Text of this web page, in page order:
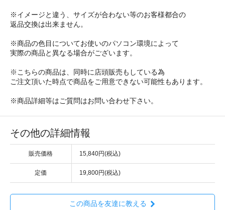
※イメージと違う、サイズが合わない等のお客様都合の
返品交換は出来ません。
※商品の色目についてお使いのパソコン環境によって
実際の商品と異なる場合がございます。
※こちらの商品は、同時に店頭販売もしている為
ご注文頂いた時点で商品をご用意できない可能性もあります。
※商品詳細等はご質問はお問い合わせ下さい。
その他の詳細情報
販売価格 15,840円(税込)
定価 19,800円(税込)
この商品を友達に教える